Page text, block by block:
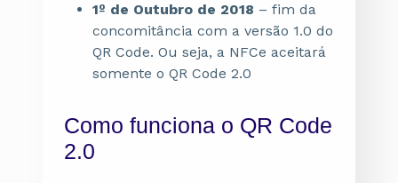
1º de Outubro de 2018 – fim da
concomitância com a versão 1.0 do
QR Code. Ou seja, a NFCe aceitará
somente o QR Code 2.0
Como funciona o QR Code
2.0